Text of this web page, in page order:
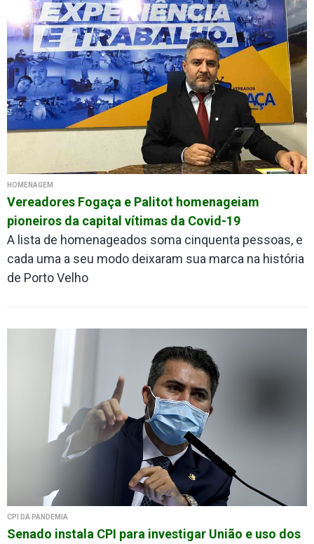
HOMENAGEM
Vereadores Fogaça e Palitot homenageiam
pioneiros da capital vítimas da Covid-19
A lista de homenageados soma cinquenta pessoas, e
cada uma a seu modo deixaram sua marca na história
de Porto Velho
CPI DA PANDEMIA
Senado instala CPI para investigar União e uso dos